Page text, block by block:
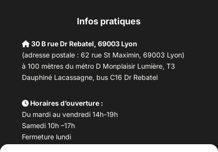
Infos pratiques
30 B rue Dr Rebatel, 69003 Lyon
(adresse postale : 62 rue St Maximin, 69003 Lyon)
à 100 mètres du métro D Monplaisir Lumière, T3
Dauphiné Lacassagne, bus C16 Dr Rebatel
Horaires d’ouverture :
Du mardi au vendredi 14h-19h
Samedi 10h –17h
Fermeture lundi